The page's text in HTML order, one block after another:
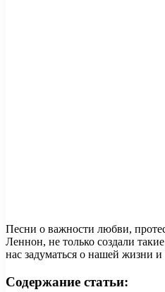
Песни о важности любви,
Леннон, не только создали
нас задуматься о нашей жизни
Содержание статьи: